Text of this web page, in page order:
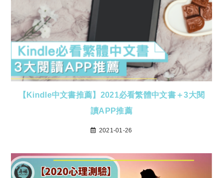
【Kindle中文書推薦】2021必看繁體中文書＋3大閱
讀APP推薦
2021-01-26